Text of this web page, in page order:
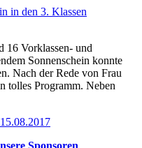
in den 3. Klassen
16 Vorklassen- und
Sonnenschein konnte
Nach der Rede von Frau
tolles Programm. Neben
Sponsoren